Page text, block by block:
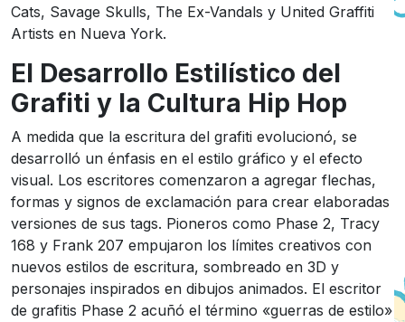
Cats, Savage Skulls, The Ex-Vandals y United Graffiti
Artists en Nueva York.
El Desarrollo Estilístico del
Grafiti y la Cultura Hip Hop
A medida que la escritura del grafiti evolucionó, se
desarrolló un énfasis en el estilo gráfico y el efecto
visual. Los escritores comenzaron a agregar flechas,
formas y signos de exclamación para crear elaboradas
versiones de sus tags. Pioneros como Phase 2, Tracy
168 y Frank 207 empujaron los límites creativos con
nuevos estilos de escritura, sombreado en 3D y
personajes inspirados en dibujos animados. El escritor
de grafitis Phase 2 acuñó el término «guerras de estilo»